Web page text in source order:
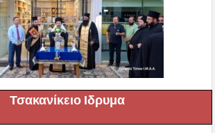
Τσακανίκειο Ιδρυμα